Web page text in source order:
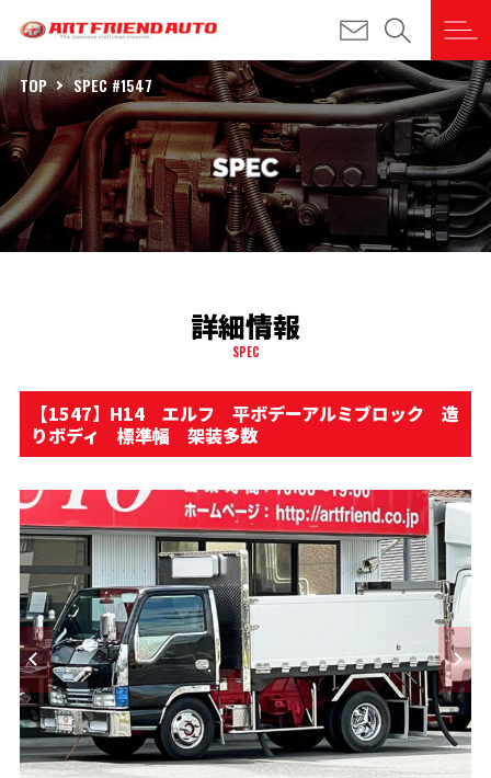
TOP SPEC #1547
詳細情報
SPEC
【1547】H14 エルフ 平ボデーアルミブロック 造
りボディ 標準幅 架装多数